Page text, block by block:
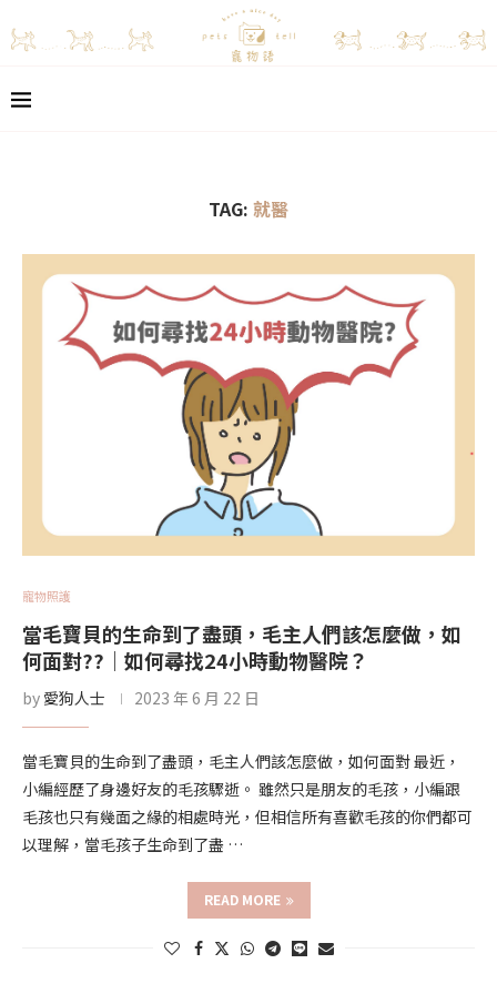
TAG: 就醫
寵物照護
當毛寶貝的生命到了盡頭，毛主人們該怎麼做，如
何面對??｜如何尋找24小時動物醫院？
by 愛狗人士 2023 年 6 月 22 日
當毛寶貝的生命到了盡頭，毛主人們該怎麼做，如何面對 最近，
小編經歷了身邊好友的毛孩驟逝。 雖然只是朋友的毛孩，小編跟
毛孩也只有幾面之緣的相處時光，但相信所有喜歡毛孩的你們都可
以理解，當毛孩子生命到了盡 …
READ MORE